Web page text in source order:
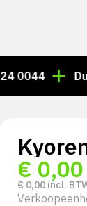
€ 0,00
€ 0,00 incl.